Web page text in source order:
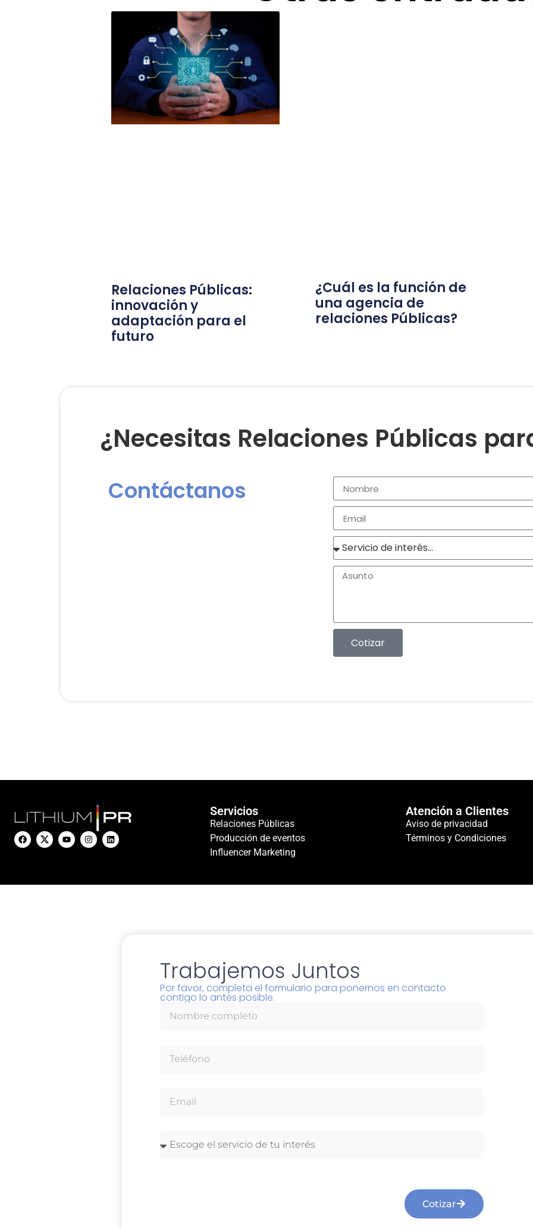
Relaciones Públicas:
innovación y
adaptación para el
futuro
¿Cuál es la función de
una agencia de
relaciones Públicas?
¿Necesitas Relaciones Públicas
Contáctanos
Cotizar
Servicios
Relaciones Públicas
Producción de eventos
Influencer Marketing
Atención a Clientes
Aviso de privacidad
Términos y Condiciones
Trabajemos Juntos
Por favor, completa el formulario para ponernos en contacto
contigo lo antes posible.
Cotizar